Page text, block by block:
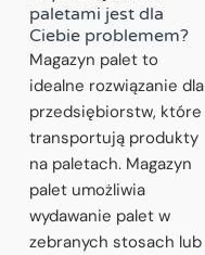
paletami jest dla
Ciebie problemem?
Magazyn palet to
idealne rozwiązanie dla
przedsiębiorstw, które
transportują produkty
na paletach. Magazyn
palet umożliwia
wydawanie palet w
zebranych stosach lub